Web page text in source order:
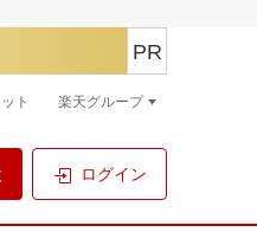
ログイン
PR
ト 楽天グループ